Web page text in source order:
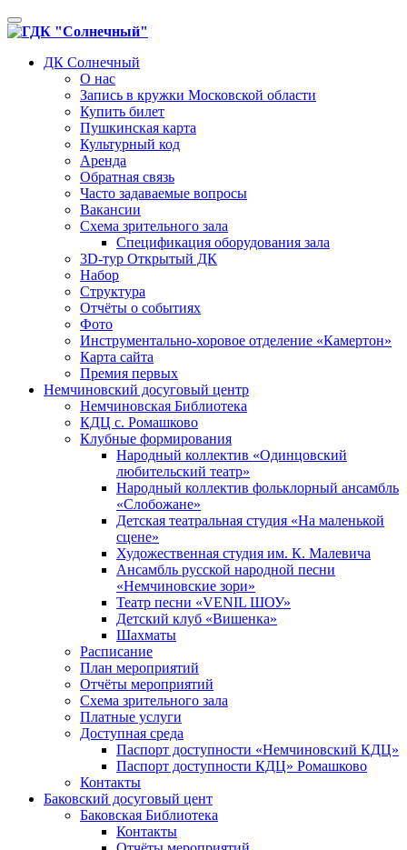
Toggle
navigation
ДК Солнечный
О нас
Запись в кружки Московской области
Купить билет
Пушкинская карта
Культурный код
Аренда
Обратная связь
Часто задаваемые вопросы
Вакансии
Схема зрительного зала
Спецификация оборудования зала
3D-тур Открытый ДК
Набор
Структура
Отчёты о событиях
Фото
Инструментально-хоровое отделение «Камертон»
Карта сайта
Премия первых
Немчиновский досуговый центр
Немчиновская Библиотека
КДЦ с. Ромашково
Клубные формирования
Народный коллектив «Одинцовский
любительский театр»
Народный коллектив фольклорный ансамбль
«Слобожане»
Детская театральная студия «На маленькой
сцене»
Художественная студия им. К. Малевича
Ансамбль русской народной песни
«Немчиновские зори»
Театр песни «VENIL ШОУ»
Детский клуб «Вишенка»
Шахматы
Расписание
План мероприятий
Отчёты мероприятий
Схема зрительного зала
Платные услуги
Доступная среда
Паспорт доступности «Немчиновский КДЦ»
Паспорт доступности КДЦ» Ромашково
Контакты
Баковский досуговый цент
Баковская Библиотека
Контакты